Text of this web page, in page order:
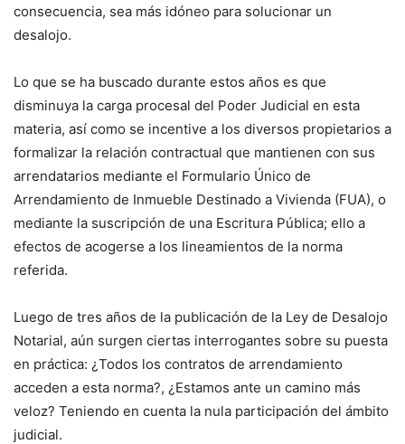
consecuencia, sea más idóneo para solucionar un
desalojo.
Lo que se ha buscado durante estos años es que
disminuya la carga procesal del Poder Judicial en esta
materia, así como se incentive a los diversos propietarios a
formalizar la relación contractual que mantienen con sus
arrendatarios mediante el Formulario Único de
Arrendamiento de Inmueble Destinado a Vivienda (FUA), o
mediante la suscripción de una Escritura Pública; ello a
efectos de acogerse a los lineamientos de la norma
referida.
Luego de tres años de la publicación de la Ley de Desalojo
Notarial, aún surgen ciertas interrogantes sobre su puesta
en práctica: ¿Todos los contratos de arrendamiento
acceden a esta norma?, ¿Estamos ante un camino más
veloz? Teniendo en cuenta la nula participación del ámbito
judicial.